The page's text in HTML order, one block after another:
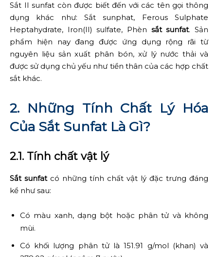
Sắt II sunfat còn được biết đến với các tên gọi thông
dụng khác như: Sắt sunphat, Ferous Sulphate
Heptahydrate, Iron(II) sulfate, Phèn sắt sunfat. Sản
phẩm hiện nay đang được ứng dụng rộng rãi từ
nguyên liệu sản xuất phân bón, xử lý nước thải và
được sử dụng chủ yếu như tiền thân của các hợp chất
sắt khác.
2. Những Tính Chất Lý Hóa
Của Sắt Sunfat Là Gì?
2.1. Tính chất vật lý
Sắt sunfatcó những tính chất vật lý đặc trưng đáng
kể như sau:
Có màu xanh, dạng bột hoặc phân tử và không
mùi.
Có khối lượng phân tử là 151.91 g/mol (khan) và